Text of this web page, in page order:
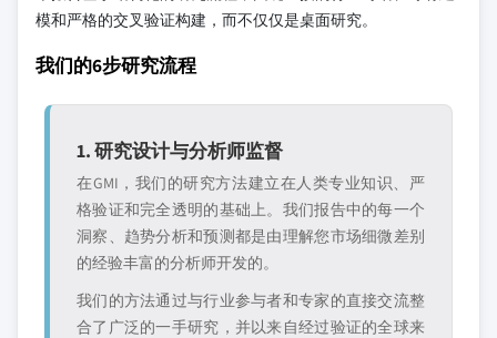
模和严格的交叉验证构建，而不仅仅是桌面研究。
我们的6步研究流程
1. 研究设计与分析师监督
在GMI，我们的研究方法建立在人类专业知识、严
格验证和完全透明的基础上。我们报告中的每一个
洞察、趋势分析和预测都是由理解您市场细微差别
的经验丰富的分析师开发的。
我们的方法通过与行业参与者和专家的直接交流整
合了广泛的一手研究，并以来自经过验证的全球来